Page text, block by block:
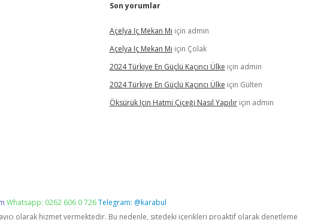
Son yorumlar
Açelya Iç Mekan Mı için admin
Açelya Iç Mekan Mı için Çolak
2024 Türkiye En Güçlü Kaçıncı Ülke için admin
2024 Türkiye En Güçlü Kaçıncı Ülke için Gülten
Öksürük Için Hatmi Çiçeği Nasıl Yapılıriçin admin
Whatsapp: 0262 606 0 726Telegram: @karabul
olarak hizmet vermektedir. Bu nedenle, sitedeki içerikleri proaktif olarak denetleme